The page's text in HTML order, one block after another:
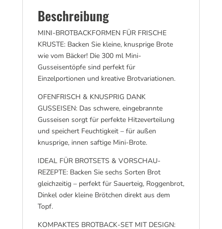
Beschreibung
MINI-BROTBACKFORMEN FÜR FRISCHE
KRUSTE: Backen Sie kleine, knusprige Brote
wie vom Bäcker! Die 300 ml Mini-
Gusseisentöpfe sind perfekt für
Einzelportionen und kreative Brotvariationen.
OFENFRISCH & KNUSPRIG DANK
GUSSEISEN: Das schwere, eingebrannte
Gusseisen sorgt für perfekte Hitzeverteilung
und speichert Feuchtigkeit – für außen
knusprige, innen saftige Mini-Brote.
IDEAL FÜR BROTSETS & VORSCHAU-
REZEPTE: Backen Sie sechs Sorten Brot
gleichzeitig – perfekt für Sauerteig, Roggenbrot,
Dinkel oder kleine Brötchen direkt aus dem
Topf.
KOMPAKTES BROTBACK-SET MIT DESIGN: